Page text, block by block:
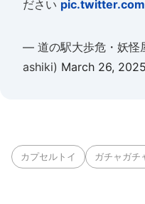
ださい
— 道の駅大歩危・妖怪
ashiki) March 26, 2025
カプセルトイ ガチャガチ